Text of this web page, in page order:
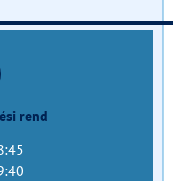
rend